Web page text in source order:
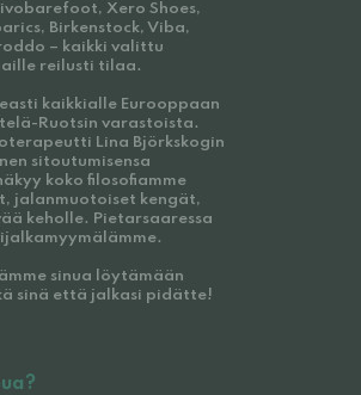
Xero Shoes,
Birkenstock, Viba,
– kaikki valittu
reilusti tilaa.
kaikkialle Eurooppaan
Ruotsin varastoista.
Lina Björkskogin
sitoutumisensa
koko filosofiamme
jalanmuotoiset kengät,
keholle. Pietarsaaressa
sinua löytämään
sinä että jalkasi pidätte!